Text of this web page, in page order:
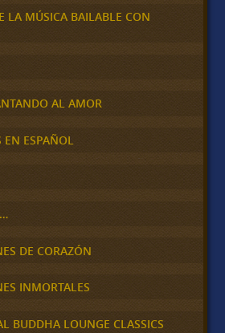
LA MÚSICA BAILABLE CON
AL AMOR
EN ESPAÑOL
DE CORAZÓN
INMORTALES
BUDDHA LOUNGE CLASSICS